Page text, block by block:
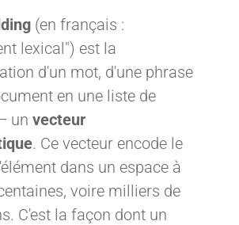
(en français :
lexical") est la
d'un mot, d'une phrase
en une liste de
un vecteur
. Ce vecteur encode le
dans un espace à
voire milliers de
C'est la façon dont un